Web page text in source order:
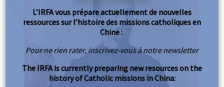
L’IRFA vous prépare actuellement de nouvelles
ressources sur l’histoire des missions catholiques en
Chine :
Pour ne rien rater, inscrivez-vous à notre newsletter
The IRFA is currently preparing new resources on the
history of Catholic missions in China: